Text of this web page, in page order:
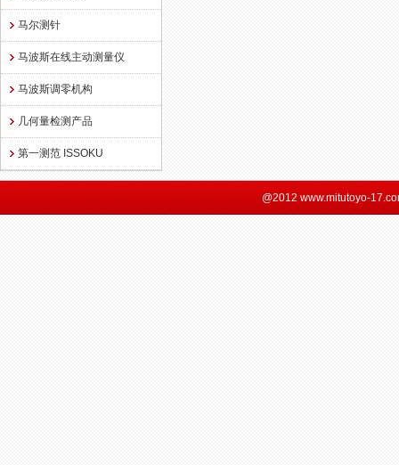
马尔测针
马波斯在线主动测量仪
马波斯调零机构
几何量检测产品
第一测范 ISSOKU
@2012 www.mitutoyo-